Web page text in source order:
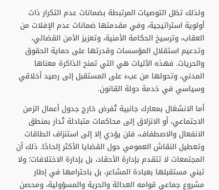
ولذلك تظل التوصيات المرتبطة بضمانات عدم التكرار ذات
أولوية استراتيجية، وفي مقدمتها ضمانات عدم الإفلات من
العقاب، وترسيخ الحكامة الأمنية، وتعزيز الأمن القضائي،
وتدعيم استقلال المؤسسات وقدرتها على حماية الحقوق
والحريات. فهذه الآليات هي التي تمنح الذاكرة معناها
المدني، وتحولها من عبء على المستقبل إلى رصيد أخلاقي
وسياسي في خدمة دولة القانون.
أما الانشغال بمعارك جانبية تُفرض خارج جدول أعمال الزمن
الاجتماعي، أو الانزلاق إلى محاكمات متبادلة تُدار بمنطق
الانفعال والاصطفاف، فلن يؤدي إلا إلى استنزاف الطاقات
وتعطيل النقاش العمومي حول القضايا الأكثر إلحاحًا. ذلك أن
المجتمعات لا تتقدم بإدارة الأحقاد، بل بإدارة الاختلافات؛ ولا
تبني مستقبلها بعبادة المشاعر، بل باحترامها في إطار
مشروع جماعي قوامه العدالة والحرية والمسؤولية، ومحصن